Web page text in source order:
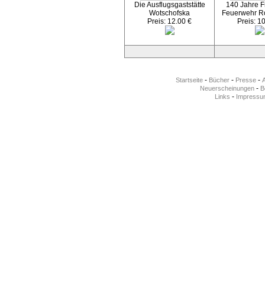
Die Ausflugsgaststätte
Wotschofska
Preis: 12.00 €
140 Jahre
Feuerwehr
Preis:
Startseite - Bücher - Presse -
Neuerscheinungen-
Links -